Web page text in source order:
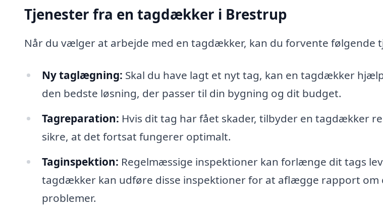
Tjenester fra en tagdækker i Brestrup
Når du vælger at arbejde med en tagdækker, kan du forvente følgende
Ny taglægning: Skal du have lagt et nyt tag, kan en tagdækker
den bedste løsning, der passer til din bygning og dit budget.
Tagreparation: Hvis dit tag har fået skader, tilbyder en tagdækker
sikre, at det fortsat fungerer optimalt.
Taginspektion: Regelmæssige inspektioner kan forlænge dit tags
tagdækker kan udføre disse inspektioner for at aflægge rapport om
problemer.